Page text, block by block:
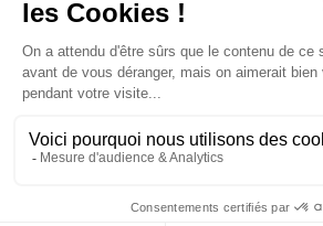
Crédits
ZIK A MAZENK. Tous droits réservés.